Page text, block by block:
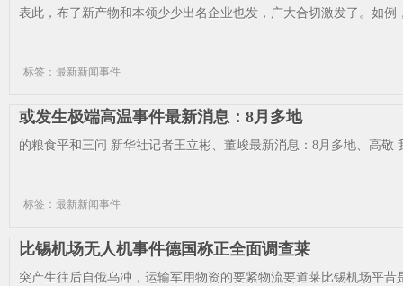
表此，布了新产物和本领少少出名企业也发，广大合切激发了。如例
标签：最新新闻事件
或发生极端高温事件最新消息：8月多地
的粮食平和三问 新华社记者王立彬、董峻最新消息：8月多地、高敬
标签：最新新闻事件
比锡机场无人机事件德国称正全面调查莱
突产生往后自俄乌冲，运输军用物资的要紧物流要道莱比锡机场平